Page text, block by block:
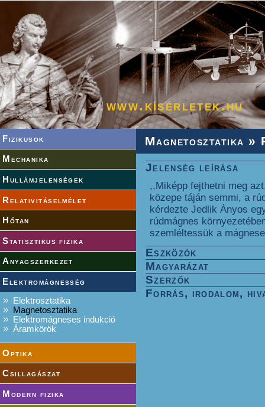
www.kísérletek.hu
Fizikusok
Mechanika
Hullámjelenségek
Relativitáselmélet
Hőtan
Statisztikus fizika
Anyagszerkezet
Elektromágnesség
Elektrosztatika
Magnetosztatika
Elektromágneses indukció
Áramkörök
Optika
Csillagászat
Modern fizika
Magnetosztatika »
Jelenség leírása
,,Miképp fejthetni meg
közepe táján semmi, a
kérdezte Jedlik Ányos
rúdmágnes
szemléltessük a
Eszközök
Magyarázat
Szerzők
Forrás, irodalom,